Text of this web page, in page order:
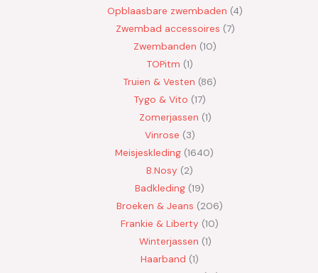
Opblaasbare zwembaden 4
Zwembad accessoires 7
Zwembanden 10
TOPitm 1
Truien & Vesten 86
Tygo & Vito 17
Zomerjassen 1
Vinrose 3
Meisjeskleding 1640
B.Nosy
2
Badkleding 19
Broeken & Jeans
206
Frankie & Liberty 10
Winterjassen 1
Haarband 1